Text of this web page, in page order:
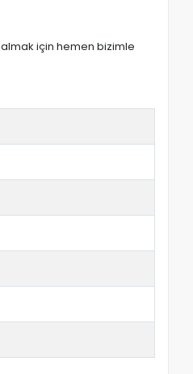
almak için hemen bizimle